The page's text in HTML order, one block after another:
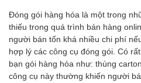
Đóng gói hàng hóa là một trong
thiếu trong quá trình bán hàng
người bán tốn khá nhiều chi phí
hợp lý các công cụ đóng gói. Có
bạn gói hàng hóa như: thùng
công cụ này thường khiến người